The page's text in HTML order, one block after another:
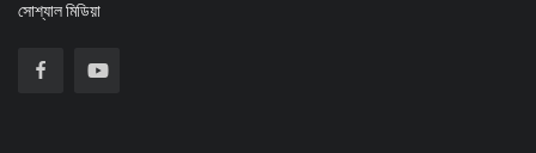
সোশ্যাল মিডিয়া